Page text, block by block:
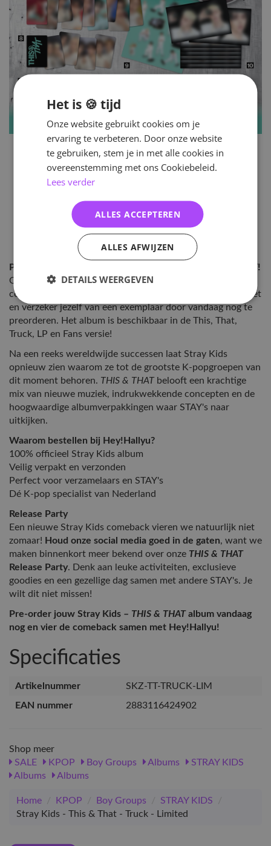
Pre-order nu het nieuwste Stray Kids album: THIS & THAT!
Op
7 augustus 2026maakt Stray Kids hun langverwachte
comeback met een gloednieuw album. Mis deze release niet
en verzeker jezelf van een exemplaar door vandaag nog te
preorderen. Het album is beschikbaar in de This, That,
Truck, LP en Fans versie!
Na een reeks wereldwijde successen laat Stray Kids
opnieuw zien waarom ze tot de grootste K-popgroepen van
dit moment behoren. THIS & THATbelooft een krachtige
mix van nieuwe muziek, indrukwekkende concepten en de
hoogwaardige albumverpakkingen waar STAY's naar
uitkijken.
Waarom bestellen bij Hey!Hallyu?
100% officieel Stray Kids album
Veilig verpakt en verzonden
Perfect voor verzamelaars en STAY's
Dé K-pop specialist van Nederland
Release Party
Een nieuwe Stray Kids comeback vieren we natuurlijk niet
zomaar! Houd onze social media goed in de gaten, want we
maken binnenkort meer bekend over onze THIS & THAT
Release Party. Denk aan leuke activiteiten, exclusieve
goodies en een gezellige dag samen met andere STAY's. Je
wilt dit niet missen!
Pre-order jouw Stray Kids – THIS & THATalbum vandaag
nog en vier de comeback samen met Hey!Hallyu!
Specificaties
Artikelnummer
SKZ-TT-TRUCK-LIM
EAN nummer
2883116424902
Shop meer
SALE
KPOP Boy Groups Albums
STRAY KIDS
Albums
Albums
Home / KPOP / Boy Groups / STRAY KIDS
/
Stray Kids - This & That - Truck - Limited
Het is 🍪 tijd
Onze website gebruikt cookies om je
ervaring te verbeteren. Door onze website
te gebruiken, stem je in met alle cookies in
overeenstemming met ons Cookiebeleid.
Lees verder
ALLES ACCEPTEREN
ALLES AFWIJZEN
DETAILS WEERGEVEN